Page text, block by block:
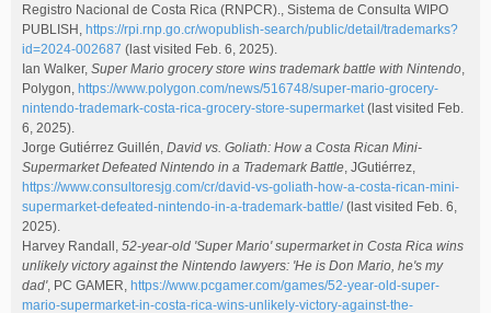
Registro Nacional de Costa Rica (RNPCR)., Sistema de Consulta WIPO
PUBLISH, https://rpi.rnp.go.cr/wopublish-search/public/detail/trademarks?
id=2024-002687 (last visited Feb. 6, 2025).
Ian Walker, Super Mario grocery store wins trademark battle with Nintendo
Polygon, https://www.polygon.com/news/516748/super-mario-grocery-
nintendo-trademark-costa-rica-grocery-store-supermarket (last visited Feb.
6, 2025).
Jorge Gutiérrez Guillén, David vs. Goliath: How a Costa Rican Mini-
Supermarket Defeated Nintendo in a Trademark Battle , JGutiérrez,
https://www.consultoresjg.com/cr/david-vs-goliath-how-a-costa-rican-mini-
supermarket-defeated-nintendo-in-a-trademark-battle/(last visited Feb. 6,
2025).
Harvey Randall, 52-year-old 'Super Mario' supermarket in Costa Rica wins
unlikely victory against the Nintendo lawyers: 'He is Don Mario, he's my
dad', PC GAMER, https://www.pcgamer.com/games/52-year-old-super-
mario-supermarket-in-costa-rica-wins-unlikely-victory-against-the-